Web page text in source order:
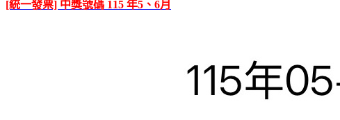
[統一發票] 中獎號碼 115 年5、6月